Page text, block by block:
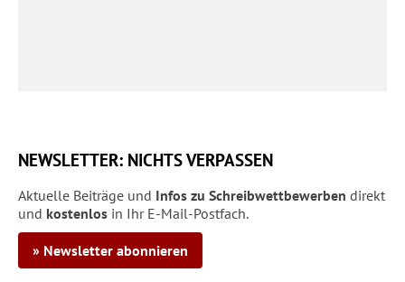
NEWSLETTER: NICHTS VERPASSEN
Aktuelle Beiträge und Infos zu Schreibwettbewerben direkt
und kostenlos in Ihr E-Mail-Postfach.
» Newsletter abonnieren